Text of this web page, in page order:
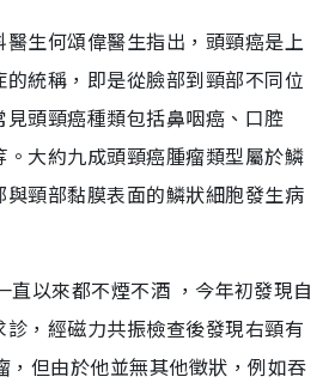
生何頌偉醫生指出，頭頸癌是上
統稱，即是從臉部到頸部不同位
頭頸癌種類包括鼻咽癌、口腔
大約九成頭頸癌腫瘤類型屬於鱗
頸部黏膜表面的鱗狀細胞發生病
以來都不煙不酒 ，今年初發現自
，經磁力共振檢查後發現右頸有
，但由於他並無其他徵狀，例如吞